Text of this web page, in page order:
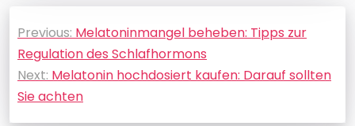
Beitragsnavigation
Previous: Melatoninmangel beheben: Tipps zur
Regulation des Schlafhormons
Next: Melatonin hochdosiert kaufen: Darauf sollten
Sie achten